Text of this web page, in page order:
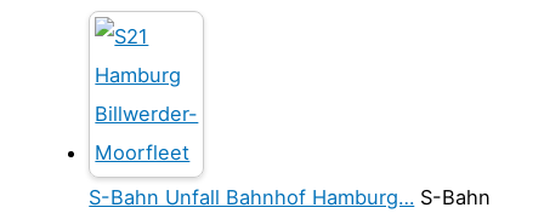
S-Bahn Unfall Bahnhof Hamburg… S-Bahn